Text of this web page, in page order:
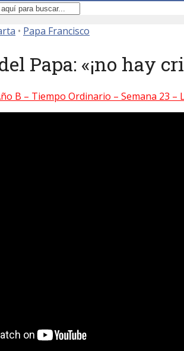
• Papa Francisco
Papa: «¡no hay
B – Tiempo Ordinario – Semana 23 –